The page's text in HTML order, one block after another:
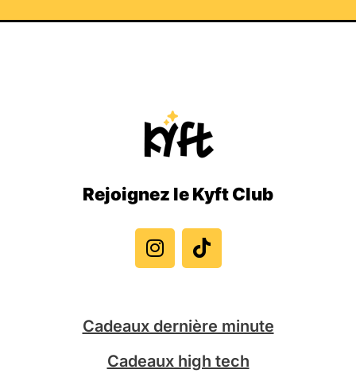
Rejoignez le Kyft Club
n
s
t
r
a
m
i
k
t
Cadeaux dernière minute
Cadeaux high tech